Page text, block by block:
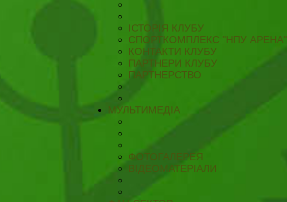
ІСТОРІЯ КЛУБУ
СПОРТКОМПЛЕКС "НПУ АРЕНА"
КОНТАКТИ КЛУБУ
ПАРТНЕРИ КЛУБУ
ПАРТНЕРСТВО
МУЛЬТИМЕДІА
ФОТОГАЛЕРЕЯ
ВІДЕОМАТЕРІАЛИ